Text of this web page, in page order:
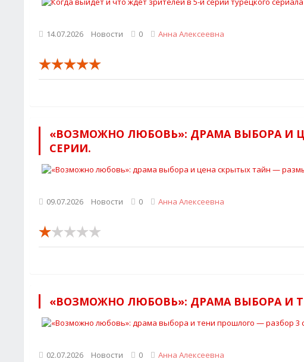
14.07.2026 Новости 0 Анна Алексеевна
«ВОЗМОЖНО ЛЮБОВЬ»: ДРАМА ВЫБОРА И
СЕРИИ.
09.07.2026 Новости 0 Анна Алексеевна
«ВОЗМОЖНО ЛЮБОВЬ»: ДРАМА ВЫБОРА И
02.07.2026 Новости 0 Анна Алексеевна